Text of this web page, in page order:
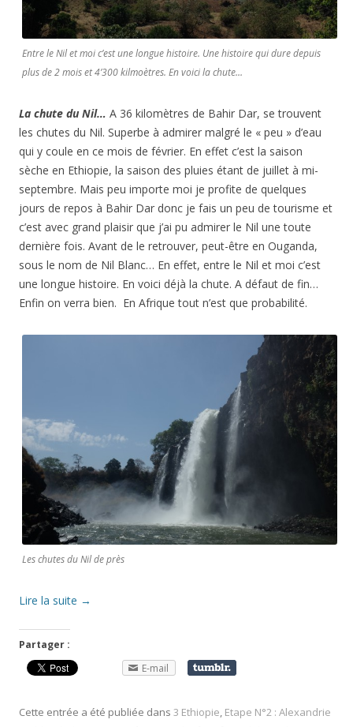
Entre le Nil et moi c’est une longue histoire. Une histoire qui dure depuis
plus de 2 mois et 4’300 kilmoètres. En voici la chute…
La chute du Nil… A 36 kilomètres de Bahir Dar, se trouvent
les chutes du Nil. Superbe à admirer malgré le « peu » d’eau
qui y coule en ce mois de février. En effet c’est la saison
sèche en Ethiopie, la saison des pluies étant de juillet à mi-
septembre. Mais peu importe moi je profite de quelques
jours de repos à Bahir Dar donc je fais un peu de tourisme et
c’est avec grand plaisir que j’ai pu admirer le Nil une toute
dernière fois. Avant de le retrouver, peut-être en Ouganda,
sous le nom de Nil Blanc… En effet, entre le Nil et moi c’est
une longue histoire. En voici déjà la chute. A défaut de fin…
Enfin on verra bien. En Afrique tout n’est que probabilité.
Les chutes du Nil de près
Lire la suite →
Partager :
E-mail
Cette entrée a été publiée dans 3 Ethiopie, Etape N°2 : Alexandrie